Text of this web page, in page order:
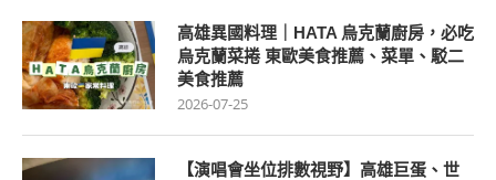
高雄異國料理｜HATA 烏克蘭廚房，必吃
烏克蘭菜捲 東歐美食推薦、菜單、駁二
美食推薦
2026-07-25
【演唱會坐位排數視野】高雄巨蛋、世